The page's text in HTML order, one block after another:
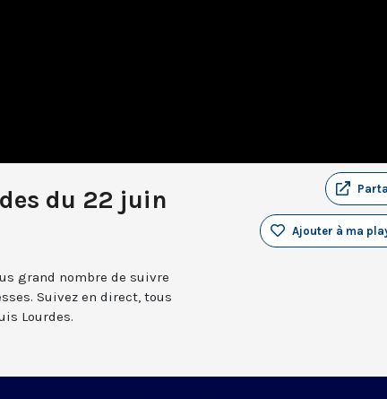
du 22 juin
Ajouter à ma
grand nombre de suivre
Suivez en direct, tous
Lourdes.